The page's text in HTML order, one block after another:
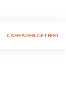
CAHEADER.GETTEST